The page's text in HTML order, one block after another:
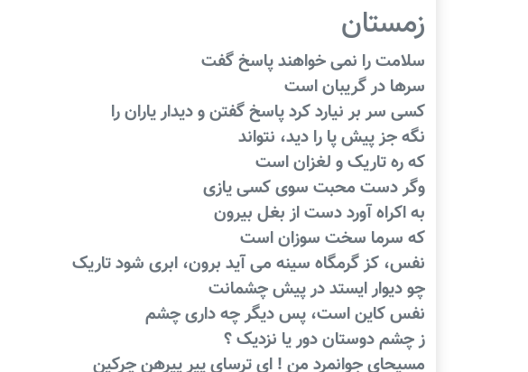
زمستان
سلامت را نمی خواهند پاسخ گفت
سرها در گریبان است
کسی سر بر نیارد کرد پاسخ گفتن و دیدار یاران را
نگه جز پیش پا را دید، نتواند
که ره تاریک و لغزان است
وگر دست محبت سوی کسی یازی
به اکراه آورد دست از بغل بیرون
که سرما سخت سوزان است
نفس، کز گرمگاه سینه می آید برون، ابری شود تاریک
چو دیوار ایستد در پیش چشمانت
نفس کاین است، پس دیگر چه داری چشم
ز چشم دوستان دور یا نزدیک ؟
مسیحای جوانمرد من ! ای ترسای پیر پیرهن چرکین